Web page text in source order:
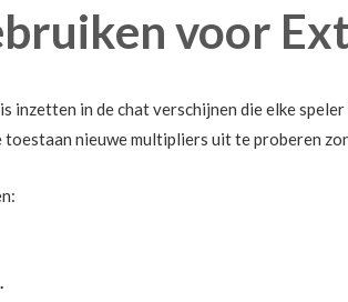
voor
inzetten in de chat verschijnen die elke
nieuwe multipliers uit te proberen